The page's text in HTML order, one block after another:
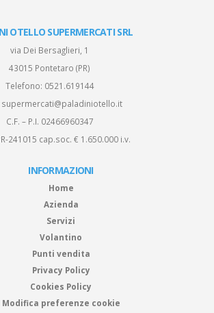
OTELLO SUPERMERCATI SRL
via Dei Bersaglieri, 1
43015 Pontetaro (PR)
Telefono: 0521.619144
supermercati@paladiniotello.it
C.F. – P.I. 02466960347
241015 cap.soc. € 1.650.000 i.v.
INFORMAZIONI
Home
Azienda
Servizi
Volantino
Punti vendita
Privacy Policy
Cookies Policy
Modifica preferenze cookie